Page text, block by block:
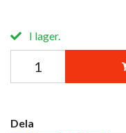
I lager.
Dela